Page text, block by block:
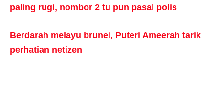
paling rugi, nombor 2 tu pun pasal polis
Berdarah melayu brunei, Puteri Ameerah tarik
perhatian netizen